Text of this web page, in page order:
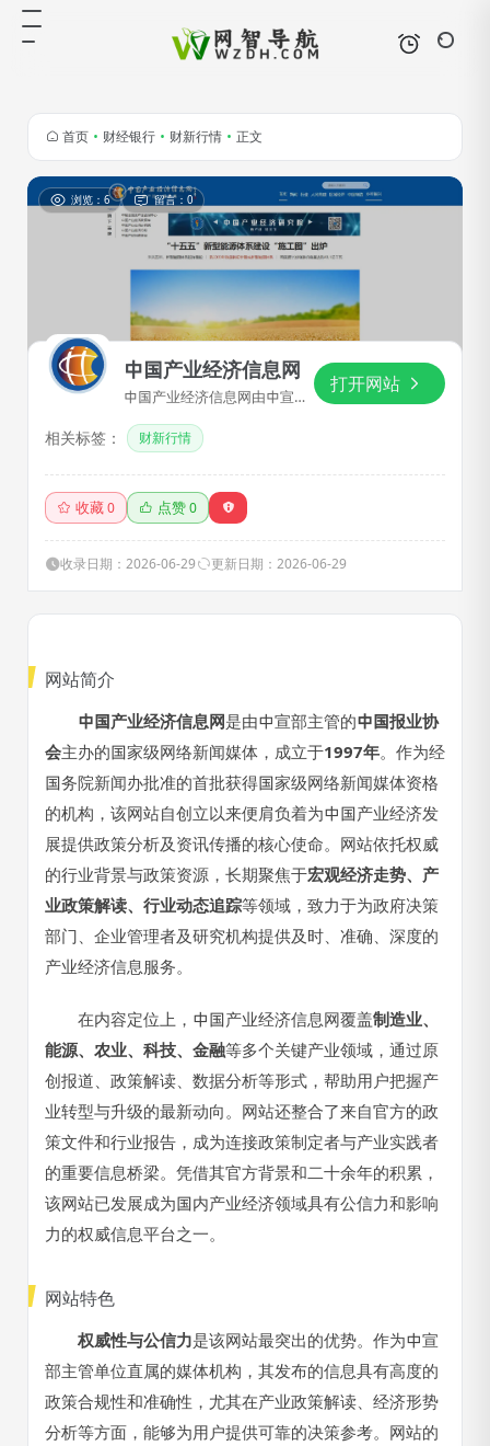
首页 • 财经银行 • 财新行情 • 正文
浏览：6 留言：0
中国产业经济信息网
中国产业经济信息网由中宣部
于1997年,经国务院新闻办批
准,首批获得国家级网络新闻媒
体资格,并承担着为中国产业经
济发展提供政策分析及资讯传
播的责任和使命。
打开网站
相关标签： 财新行情
收藏0 点赞0
收录日期：2026-06-29 更新日期：2026-06-29
网站简介
中国产业经济信息网是由中宣部主管的中国报业协
会主办的国家级网络新闻媒体，成立于1997年。作为经
国务院新闻办批准的首批获得国家级网络新闻媒体资格
的机构，该网站自创立以来便肩负着为中国产业经济发
展提供政策分析及资讯传播的核心使命。网站依托权威
的行业背景与政策资源，长期聚焦于宏观经济走势、产
业政策解读、行业动态追踪等领域，致力于为政府决策
部门、企业管理者及研究机构提供及时、准确、深度的
产业经济信息服务。
在内容定位上，中国产业经济信息网覆盖制造业、
能源、农业、科技、金融等多个关键产业领域，通过原
创报道、政策解读、数据分析等形式，帮助用户把握产
业转型与升级的最新动向。网站还整合了来自官方的政
策文件和行业报告，成为连接政策制定者与产业实践者
的重要信息桥梁。凭借其官方背景和二十余年的积累，
该网站已发展成为国内产业经济领域具有公信力和影响
力的权威信息平台之一。
网站特色
权威性与公信力是该网站最突出的优势。作为中宣
部主管单位直属的媒体机构，其发布的信息具有高度的
政策合规性和准确性，尤其在产业政策解读、经济形势
分析等方面，能够为用户提供可靠的决策参考。网站的